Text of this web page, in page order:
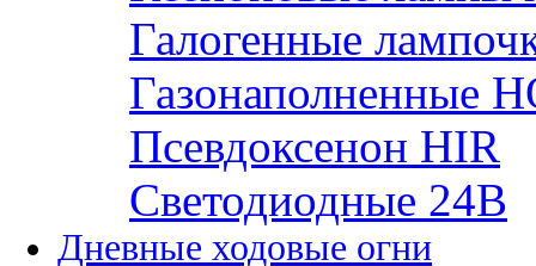
Галогенные
Газонаполненные
Псевдоксенон HIR
Cветодиодные 24B
Дневные ходовые огни